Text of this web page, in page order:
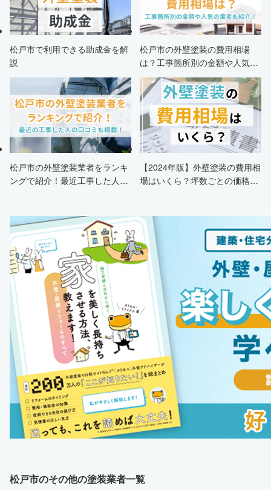
松戸市で利用できる助成金を解
説
松戸市の外壁塗装の費用相場
は？工事箇所別の金額や人気の
業者も紹介！
松戸市の外壁塗装業者をランキ
ングで紹介！最近工事した人の
【2024年版】外壁塗装の費用相
場はいくら？坪数ごとの価格も
松戸市のその他の塗装業者一覧